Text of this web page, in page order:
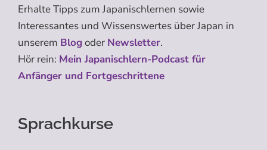
Erhalte Tipps zum Japanischlernen sowie
Interessantes und Wissenswertes über Japan in
unserem Blogoder Newsletter.
Hör rein: Mein Japanischlern-Podcast für
Anfänger und Fortgeschrittene
Sprachkurse